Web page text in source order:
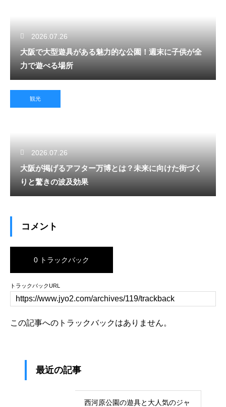
2026.07.26
大阪で大型遊具がある魅力的な公園！週末に子供が全
力で遊べる場所
観光
2026.07.26
大阪が掲げるアフター万博とは？未来に向けた街づく
りと驚きの波及効果
コメント
0 トラックバック
トラックバックURL
この記事へのトラックバックはありません。
最近の記事
西河原公園の遊具と大人気のジャ